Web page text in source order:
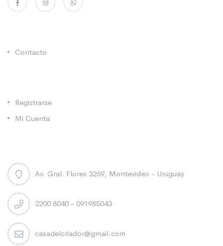
Contacto
Registrarse
Mi Cuenta
Av. Gral. Flores 3269, Montevideo - Uruguay
2200 8040 - 091985043
casadelcriador@gmail.com